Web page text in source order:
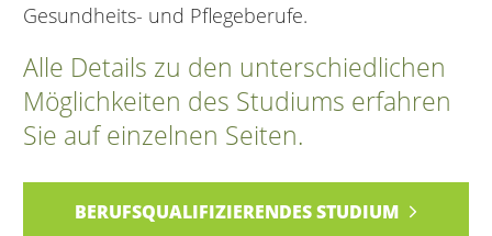
Gesundheits- und Pflegeberufe.
Alle Details zu den unterschiedlichen
Möglichkeiten des Studiums erfahren
Sie auf einzelnen Seiten.
BERUFSQUALIFIZIERENDES STUDIUM